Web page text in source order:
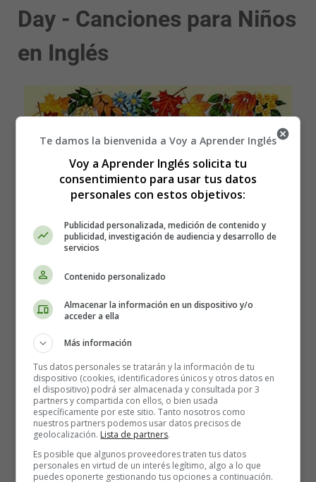
Day - Canciones para Niños
en Inglés
Acción de Gracias - Songs for
Children in English: Thanksgiving
Ran Away On Thanksgving Day
The potatoe ran away, on Thanksgiving Day,
He said "they'll make mashed potatoes of me if I should
The pumpkin ran away, on Thanksgiving Day,
Te damos la bienvenida a Voy a Aprender Inglés
Voy a Aprender Inglés solicita tu
consentimiento para usar tus datos
personales con estos objetivos:
Publicidad personalizada, medición de contenido y
publicidad, investigación de audiencia y desarrollo de
servicios
Contenido personalizado
Almacenar la información en un dispositivo y/o
acceder a ella
Más información
Tus datos personales se tratarán y la información de tu
dispositivo (cookies, identificadores únicos y otros datos en
el dispositivo) podrá ser almacenada y consultada por 3
partners y compartida con ellos, o bien usada
específicamente por este sitio. Tanto nosotros como
nuestros partners podemos usar datos precisos de
geolocalización. Lista de partners.
Es posible que algunos proveedores traten tus datos
personales en virtud de un interés legítimo, algo a lo que
puedes oponerte gestionando tus opciones a continuación.